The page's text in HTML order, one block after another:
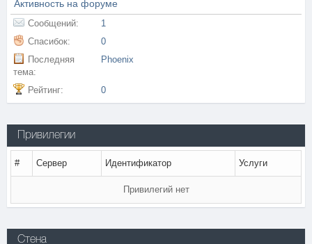
Активность на форуме
Сообщений:
1
Спасибок:
0
Последняя
тема:
Phoenix
Рейтинг: 0
Привилегии
# Сервер Идентификатор Услуги
Привилегий нет
Стена